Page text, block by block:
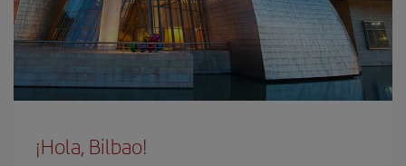
¡Hola, Bilbao!